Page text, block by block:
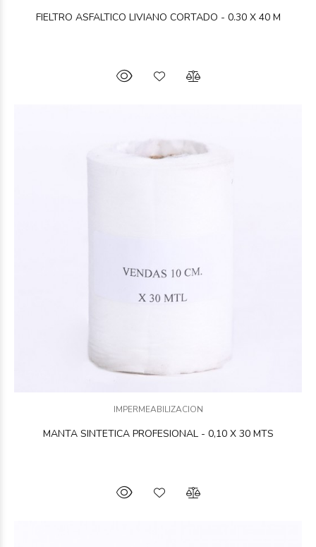
FIELTRO ASFALTICO LIVIANO CORTADO - 0.30 X 40 M
IMPERMEABILIZACION
MANTA SINTETICA PROFESIONAL - 0,10 X 30 MTS